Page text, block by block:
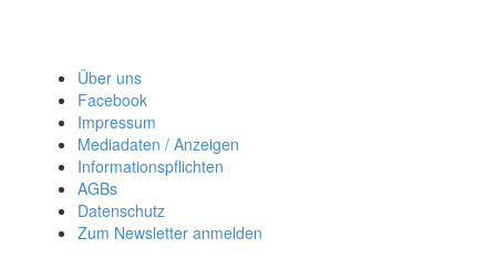
Über uns
Facebook
Impressum
Mediadaten / Anzeigen
Informationspflichten
AGBs
Datenschutz
Zum Newsletter anmelden